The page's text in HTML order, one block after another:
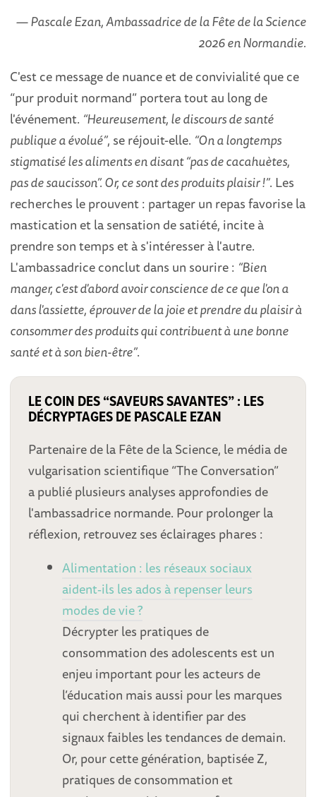
— Pascale Ezan, Ambassadrice de la Fête de la Science
2026 en Normandie.
C'est ce message de nuance et de convivialité que ce
“pur produit normand” portera tout au long de
l'événement. “Heureusement, le discours de santé
publique a évolué”, se réjouit-elle. “On a longtemps
stigmatisé les aliments en disant “pas de cacahuètes,
pas de saucisson”. Or, ce sont des produits plaisir !”. Les
recherches le prouvent : partager un repas favorise la
mastication et la sensation de satiété, incite à
prendre son temps et à s'intéresser à l'autre.
L'ambassadrice conclut dans un sourire : “Bien
manger, c'est d'abord avoir conscience de ce que l'on a
dans l'assiette, éprouver de la joie et prendre du plaisir à
consommer des produits qui contribuent à une bonne
santé et à son bien-être”.
LE COIN DES “SAVEURS SAVANTES” : LES
DÉCRYPTAGES DE PASCALE EZAN
Partenaire de la Fête de la Science, le média de
vulgarisation scientifique “The Conversation”
a publié plusieurs analyses approfondies de
l'ambassadrice normande. Pour prolonger la
réflexion, retrouvez ses éclairages phares :
Alimentation : les réseaux sociaux
aident‑ils les ados à repenser leurs
modes de vie ?
Décrypter les pratiques de
consommation des adolescents est un
enjeu important pour les acteurs de
l’éducation mais aussi pour les marques
qui cherchent à identifier par des
signaux faibles les tendances de demain.
Or, pour cette génération, baptisée Z,
pratiques de consommation et